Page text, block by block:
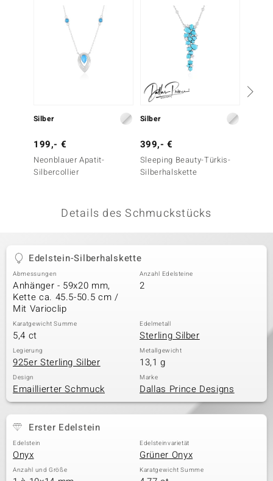
BY DE MELO
Classics
Silber
199,- €
Neonblauer Apatit-
Silbercollier
Silber
399,- €
Sleeping Beauty-Türkis-
Silberhalskette
Details des Schmuckstücks
Edelstein-Silberhalskette
Abmessungen
Anhänger - 59x20 mm,
Kette ca. 45.5-50.5 cm /
Mit Varioclip
Anzahl Edelsteine
2
Karatgewicht Summe
5,4 ct
Edelmetall
Sterling Silber
Legierung
925er Sterling Silber
Metallgewicht
13,1 g
Design
Emaillierter Schmuck
Marke
Dallas Prince Designs
Erster Edelstein
Edelstein
Onyx
Edelsteinvarietät
Grüner Onyx
Anzahl und Größe Karatgewicht Summe